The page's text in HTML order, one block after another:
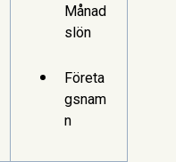
Månad
slön
Företa
gsnam
n